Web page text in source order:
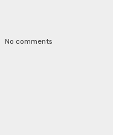
No comments